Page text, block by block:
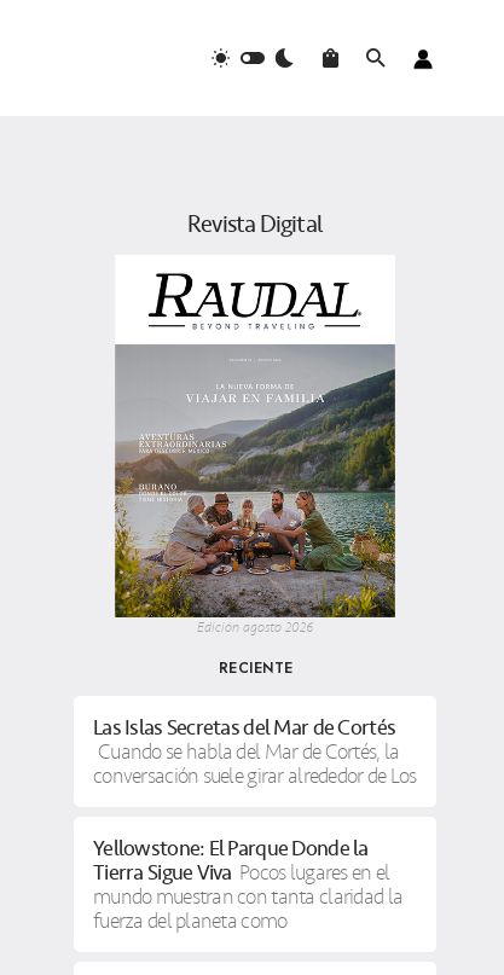
Revista Digital
Edición agosto 2026
RECIENTE
Las Islas Secretas del Mar de Cortés
Cuando se habla del Mar de Cortés, la
conversación suele girar alrededor de Los
Yellowstone: El Parque Donde la
Tierra Sigue Viva Pocos lugares en el
mundo muestran con tanta claridad la
fuerza del planeta como